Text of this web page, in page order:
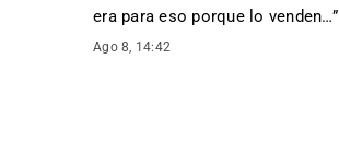
era para eso porque lo venden…”
Ago 8, 14:42